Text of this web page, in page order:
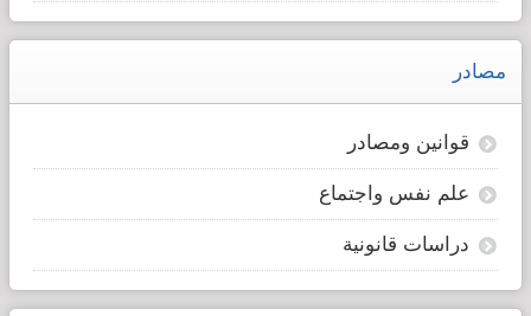
مصادر
قوانين ومصادر
علم نفس واجتماع
دراسات قانونية